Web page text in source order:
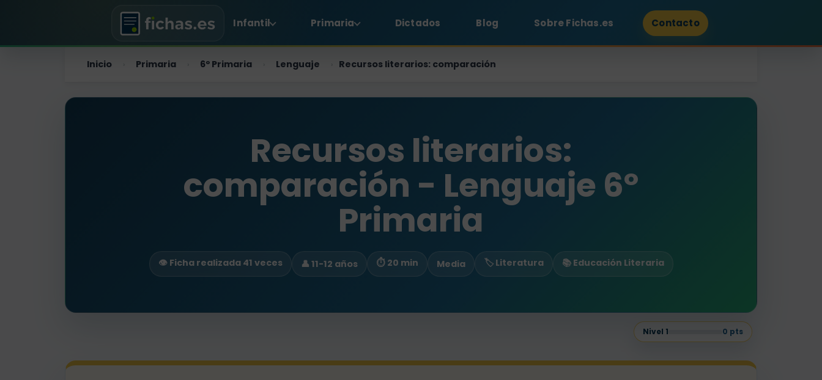
Infantil Primaria Dictados Blog Sobre Fichas.es Contacto
Inicio › Primaria › 6º Primaria › Lenguaje › Recursos literarios: comparación
Recursos literarios:
comparación - Lenguaje 6º
Primaria
👁️ Ficha realizada 41 veces 👤 11-12 años ⏱ 20 min Media 🏷️ Literatura 📚 Educación Literaria
Nivel 1 0 pts